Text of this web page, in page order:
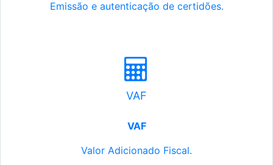
Emissão e autenticação de certidões.
VAF
VAF
Valor Adicionado Fiscal.